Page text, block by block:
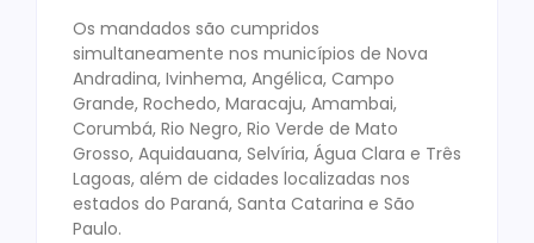
Os mandados são cumpridos
simultaneamente nos municípios de Nova
Andradina, Ivinhema, Angélica, Campo
Grande, Rochedo, Maracaju, Amambai,
Corumbá, Rio Negro, Rio Verde de Mato
Grosso, Aquidauana, Selvíria, Água Clara e Três
Lagoas, além de cidades localizadas nos
estados do Paraná, Santa Catarina e São
Paulo.